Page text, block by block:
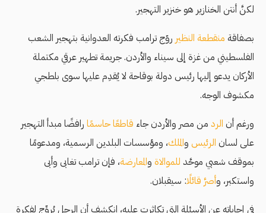
لكنَّ أنتن الخنازير هو خنزير التهجير.
بصفاقة منقطعة النظير روّج ترامب فكرته العدوانية بتهجير الشعب
الفلسطيني من غزة إلى سيناء والأردن. جريمة تطهير عرقي مكتملة
الأركان يدعو إليها رئيس دولة بوقاحة لا يُقدِم عليها سوى بلطجي
مكشوف الوجه.
ورغم أن الرد من مصر والأردن جاء قاطعًا حاسمًا رافضًا مبدأ التهجير
على لسان الرئيس والملك، ومؤسسات البلدين الرسمية، ومدعومًا
بموقف شعبي موحَّد للموالاة والمعارضة، فإن ترامب تغابى وأبى
واستكبر، وأصرَّ قائلًا: سيقبلان.
في إجاباته عن الأسئلة التي تكاثرت عليه، انكشف أن الرجل يُروِّج لفكرة